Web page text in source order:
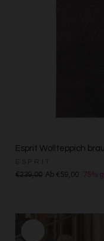
Esprit Wollteppich
€239,00 Ab €59,00 75%